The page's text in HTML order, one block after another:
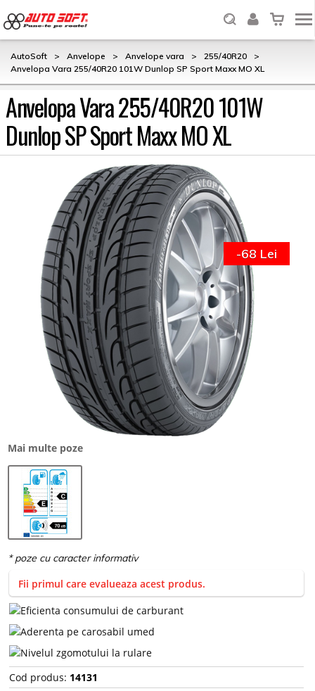
AutoSoft > Anvelope > Anvelope vara > 255/40R20
>
Anvelopa Vara 255/40R20 101W Dunlop SP Sport Maxx MO XL
Anvelopa Vara 255/40R20 101W
Dunlop SP Sport Maxx MO XL
Mai multe poze
-68 Lei
Fii primul care evalueaza acest produs.
Cod produs: 14131